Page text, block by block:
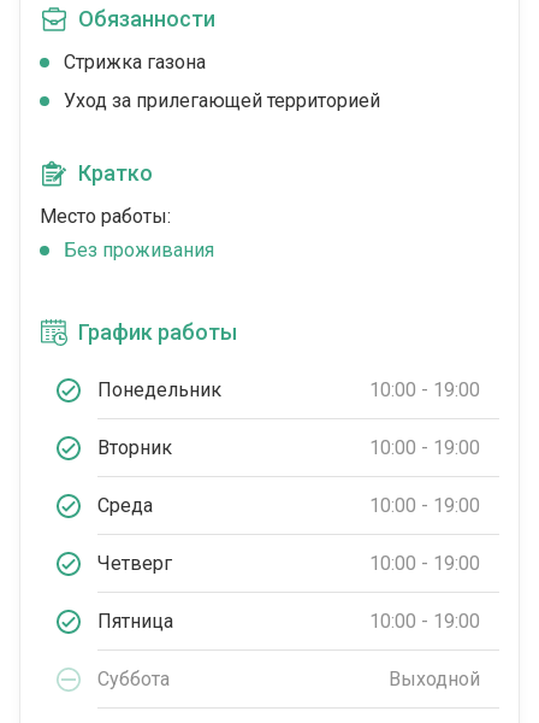
Обязанности
Стрижка газона
Уход за прилегающей территорией
Кратко
Место работы:
Без проживания
График работы
Понедельник 10:00 - 19:00
Вторник 10:00 - 19:00
Среда 10:00 - 19:00
Четверг 10:00 - 19:00
Пятница 10:00 - 19:00
Суббота Выходной